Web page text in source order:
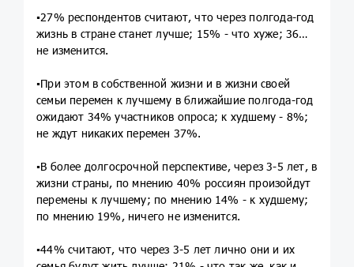
▪️27% респондентов считают, что через полгода-год
жизнь в стране станет лучше; 15% - что хуже; 36% -
не изменится.
▪️При этом в собственной жизни и в жизни своей
семьи перемен к лучшему в ближайшие полгода-год
ожидают 34% участников опроса; к худшему - 8%;
не ждут никаких перемен 37%.
▪️В более долгосрочной перспективе, через 3-5 лет, в
жизни страны, по мнению 40% россиян произойдут
перемены к лучшему; по мнению 14% - к худшему;
по мнению 19%, ничего не изменится.
▪️44% считают, что через 3-5 лет лично они и их